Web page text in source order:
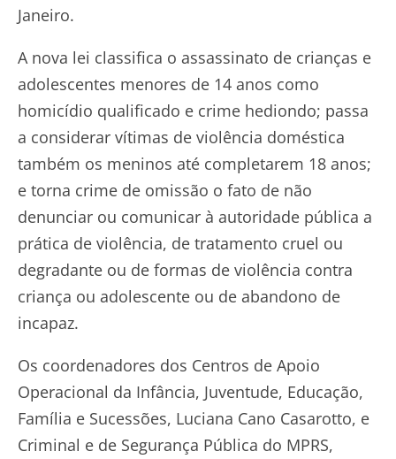
Janeiro.
A nova lei classifica o assassinato de crianças e
adolescentes menores de 14 anos como
homicídio qualificado e crime hediondo; passa
a considerar vítimas de violência doméstica
também os meninos até completarem 18 anos;
e torna crime de omissão o fato de não
denunciar ou comunicar à autoridade pública a
prática de violência, de tratamento cruel ou
degradante ou de formas de violência contra
criança ou adolescente ou de abandono de
incapaz.
Os coordenadores dos Centros de Apoio
Operacional da Infância, Juventude, Educação,
Família e Sucessões, Luciana Cano Casarotto, e
Criminal e de Segurança Pública do MPRS,